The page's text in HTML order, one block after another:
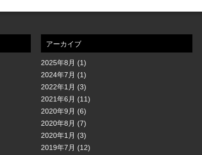
アーカイブ
2025年8月 (1)
2024年7月 (1)
2022年1月 (3)
2021年6月 (11)
2020年9月 (6)
2020年8月 (7)
2020年1月 (3)
2019年7月 (12)